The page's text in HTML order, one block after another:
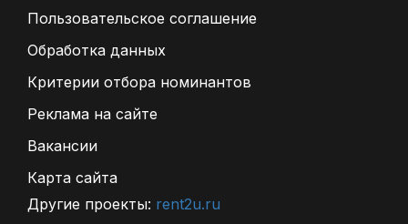
Пользовательское соглашение
Обработка данных
Критерии отбора номинантов
Реклама на сайте
Вакансии
Карта сайта
Другие проекты: rent2u.ru